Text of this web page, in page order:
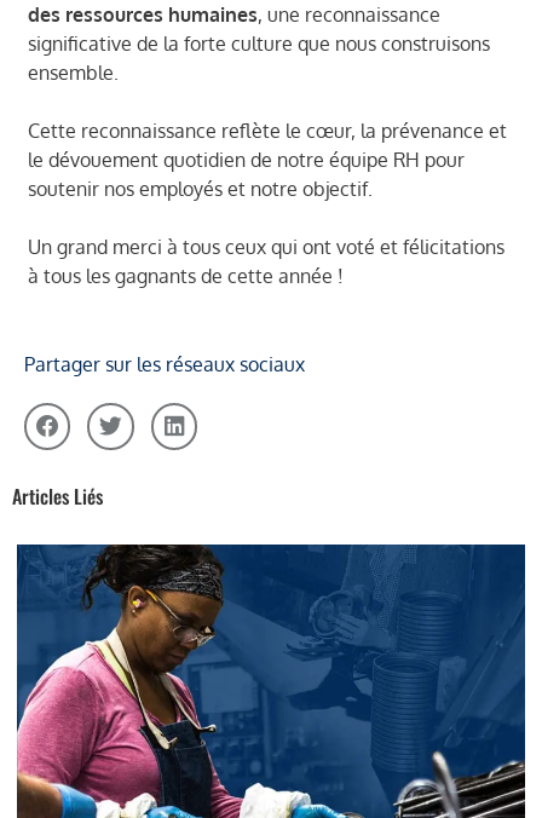
des ressources humaines, une reconnaissance
significative de la forte culture que nous construisons
ensemble.
Cette reconnaissance reflète le cœur, la prévenance et
le dévouement quotidien de notre équipe RH pour
soutenir nos employés et notre objectif.
Un grand merci à tous ceux qui ont voté et félicitations
à tous les gagnants de cette année !
Partager sur les réseaux sociaux
Articles Liés